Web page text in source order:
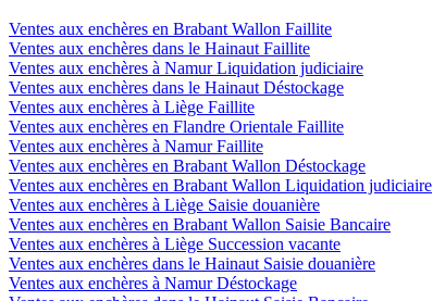
Ventes aux enchères en Brabant Wallon Faillite
Ventes aux enchères dans le Hainaut Faillite
Ventes aux enchères à Namur Liquidation judiciaire
Ventes aux enchères dans le Hainaut Déstockage
Ventes aux enchères à Liège Faillite
Ventes aux enchères en Flandre Orientale Faillite
Ventes aux enchères à Namur Faillite
Ventes aux enchères en Brabant Wallon Déstockage
Ventes aux enchères en Brabant Wallon Liquidation judiciaire
Ventes aux enchères à Liège Saisie douanière
Ventes aux enchères en Brabant Wallon Saisie Bancaire
Ventes aux enchères à Liège Succession vacante
Ventes aux enchères dans le Hainaut Saisie douanière
Ventes aux enchères à Namur Déstockage